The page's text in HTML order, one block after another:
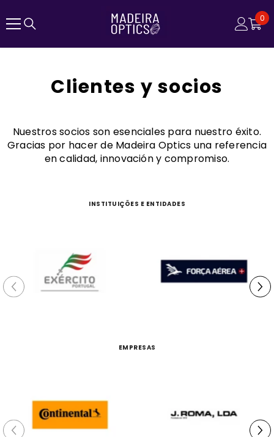
0
0
Clientes y socios
Nuestros socios son esenciales para nuestro éxito.
Gracias por hacer de Madeira Optics una referencia
en calidad, innovación y compromiso.
INSTITUIÇÕES E ENTIDADES
EMPRESAS